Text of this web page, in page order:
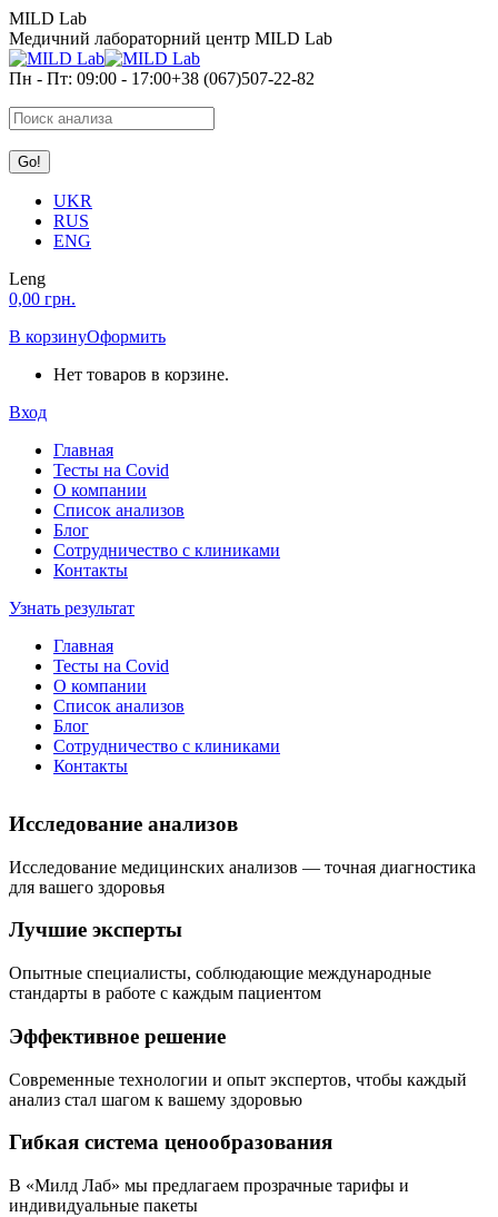
Перейти
к
содержанию
MILD Lab
Медичний лабораторний центр MILD Lab
Пн - Пт: 09:00 - 17:00+38 (067)507-22-82
Search:
UKR
RUS
ENG
Leng
0,00 грн.
В корзинуОформить
Нет товаров в корзине.
Вход
Главная
Тесты на Covid
О компании
Список анализов
Блог
Сотрудничество с клиниками
Контакты
Узнать результат
Главная
Тесты на Covid
О компании
Список анализов
Блог
Сотрудничество с клиниками
Контакты
Исследование анализов
Исследование медицинских анализов — точная диагностика
для вашего здоровья
Лучшие эксперты
Опытные специалисты, соблюдающие международные
стандарты в работе с каждым пациентом
Эффективное решение
Современные технологии и опыт экспертов, чтобы каждый
анализ стал шагом к вашему здоровью
Гибкая система ценообразования
В «Милд Лаб» мы предлагаем прозрачные тарифы и
индивидуальные пакеты